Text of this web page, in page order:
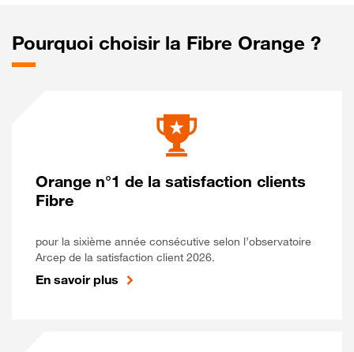
Pourquoi choisir la Fibre Orange ?
Orange n°1 de la satisfaction clients
Fibre
pour la sixième année consécutive selon l’observatoire
Arcep de la satisfaction client 2026.
En savoir plus